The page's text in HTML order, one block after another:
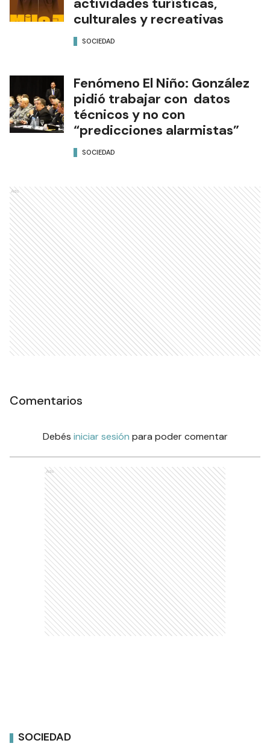
culturales y recreativas
SOCIEDAD
Fenómeno El Niño: González
pidió trabajar con datos
técnicos y no con
“predicciones alarmistas”
SOCIEDAD
Ads
Comentarios
Debés iniciar sesión para poder comentar
Ads
SOCIEDAD